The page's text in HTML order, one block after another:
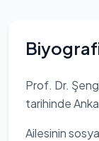
Prof. Dr.
tarihinde
Ailesinin